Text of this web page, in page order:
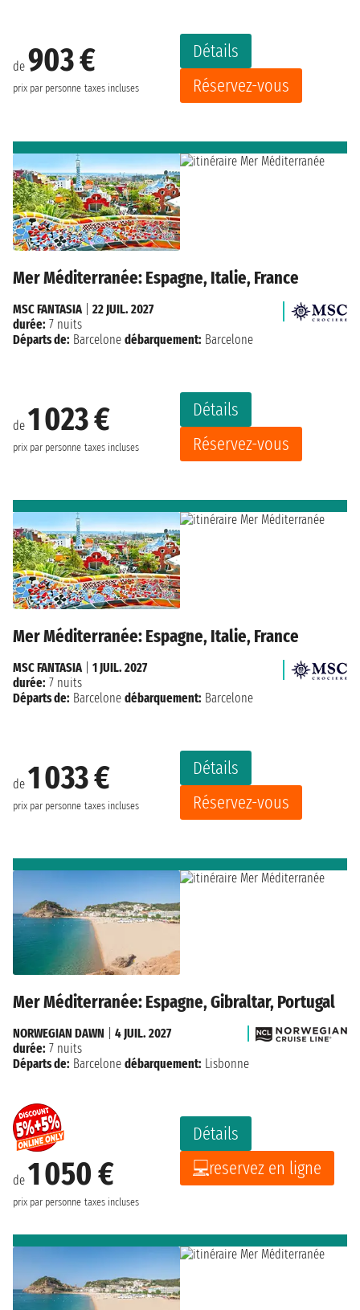
de 903 €
prix par personne taxes incluses
Détails
Réservez-vous
Mer Méditerranée: Espagne, Italie, France
de 1 023 €
prix par personne taxes incluses
Détails
Réservez-vous
MSC FANTASIA| 22 JUIL. 2027
durée: 7 nuits
Départs de: Barcelone débarquement: Barcelone
Mer Méditerranée: Espagne, Italie, France
de 1 033 €
prix par personne taxes incluses
Détails
Réservez-vous
MSC FANTASIA| 1 JUIL. 2027
durée: 7 nuits
Départs de: Barcelone débarquement: Barcelone
Mer Méditerranée: Espagne, Gibraltar, Portugal
de 1 050 €
prix par personne taxes incluses
Détails
reservez en ligne
NORWEGIAN DAWN
4 JUIL. 2027
durée: 7 nuits
Départs de: Barcelone débarquement: Lisbonne